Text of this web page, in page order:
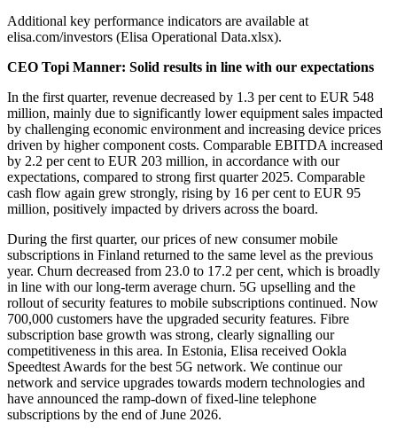
Additional key performance indicators are available at
elisa.com/investors (Elisa Operational Data.xlsx).
CEO Topi Manner: Solid results in line with our expectations
In the first quarter, revenue decreased by 1.3 per cent to EUR 548
million, mainly due to significantly lower equipment sales impacted
by challenging economic environment and increasing device prices
driven by higher component costs. Comparable EBITDA increased
by 2.2 per cent to EUR 203 million, in accordance with our
expectations, compared to strong first quarter 2025. Comparable
cash flow again grew strongly, rising by 16 per cent to EUR 95
million, positively impacted by drivers across the board.
During the first quarter, our prices of new consumer mobile
subscriptions in Finland returned to the same level as the previous
year. Churn decreased from 23.0 to 17.2 per cent, which is broadly
in line with our long-term average churn. 5G upselling and the
rollout of security features to mobile subscriptions continued. Now
700,000 customers have the upgraded security features. Fibre
subscription base growth was strong, clearly signalling our
competitiveness in this area. In Estonia, Elisa received Ookla
Speedtest Awards for the best 5G network. We continue our
network and service upgrades towards modern technologies and
have announced the ramp-down of fixed-line telephone
subscriptions by the end of June 2026.